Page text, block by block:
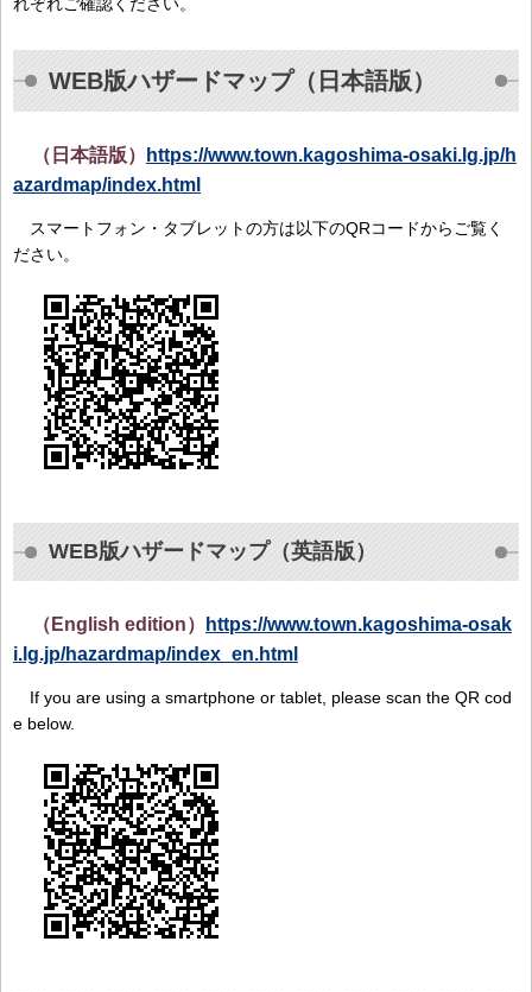
れぞれご確認ください。
WEB版ハザードマップ（日本語版）
（日本語版） https://www.town.kagoshima-osaki.lg.jp/h
azardmap/index.html
スマートフォン・タブレットの方は以下のQRコードからご覧く
ださい。
WEB版ハザードマップ（英語版）
（English edition） https://www.town.kagoshima-osak
i.lg.jp/hazardmap/index_en.html
If you are using a smartphone or tablet, please scan the QR cod
e below.